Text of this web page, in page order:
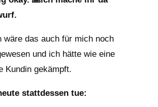
wäre das auch für mich noch
und ich hätte wie eine
Kundin gekämpft.
stattdessen tue: